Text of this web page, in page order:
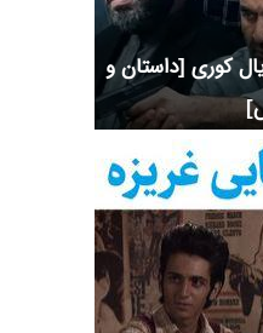
کوری [داستان و